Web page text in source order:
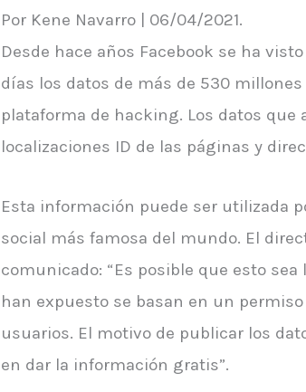
Por Kene Navarro | 06/04/2021.
Desde hace años Facebook se ha
días los datos de más de 530
plataforma de hacking. Los datos
localizaciones ID de las páginas y
Esta información puede ser utilizada
social más famosa del mundo. El
comunicado: “Es posible que esto
han expuesto se basan en un
usuarios. El motivo de publicar los
en dar la información gratis”.